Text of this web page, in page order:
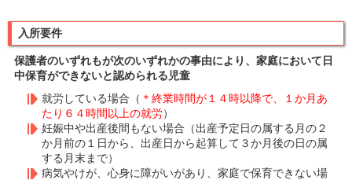
入所要件
保護者のいずれもが次のいずれかの事由により、家庭において日
中保育ができないと認められる児童
就労している場合（ ＊終業時間が１４時以降で、１か月あ
たり６４時間以上の就労）
妊娠中や出産後間もない場合（出産予定日の属する月の２
か月前の１日から、出産日から起算して３か月後の日の属
する月末まで）
病気やけが、心身に障がいがあり、家庭で保育できない場